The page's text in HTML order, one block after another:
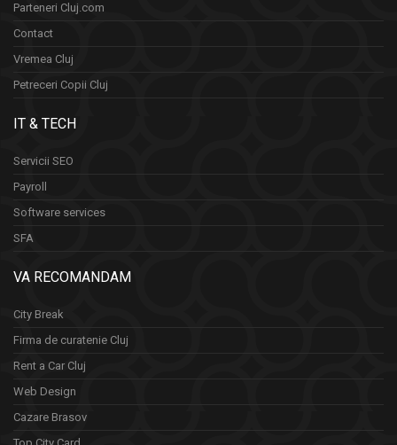
Parteneri Cluj.com
Contact
Vremea Cluj
Petreceri Copii Cluj
IT & TECH
Servicii SEO
Payroll
Software services
SFA
VA RECOMANDAM
City Break
Firma de curatenie Cluj
Rent a Car Cluj
Web Design
Cazare Brasov